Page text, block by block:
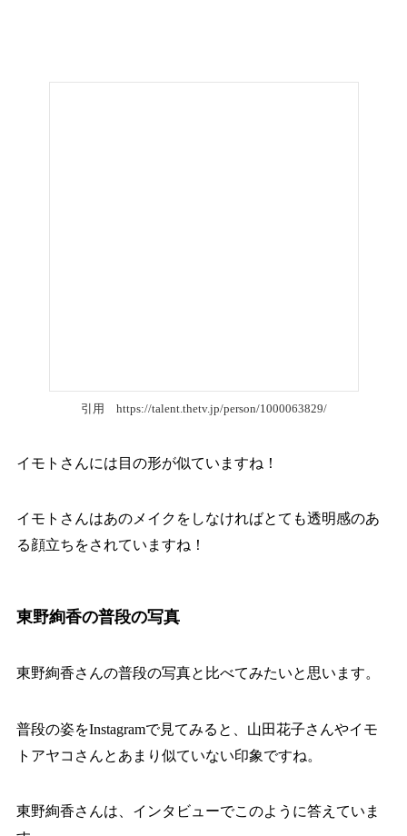
引用 https://talent.thetv.jp/person/1000063829/
イモトさんには目の形が似ていますね！
イモトさんはあのメイクをしなければとても透明感のあ
る顔立ちをされていますね！
東野絢香の普段の写真
東野絢香さんの普段の写真と比べてみたいと思います。
普段の姿をInstagramで見てみると、山田花子さんやイモ
トアヤコさんとあまり似ていない印象ですね。
東野絢香さんは、インタビューでこのように答えていま